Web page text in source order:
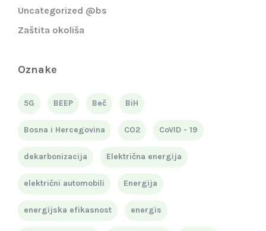
Uncategorized @bs
Zaštita okoliša
Oznake
5G BEEP Beč BiH
Bosna i Hercegovina CO2 CoVID - 19
dekarbonizacija Električna energija
električni automobili Energija
energijska efikasnost energis